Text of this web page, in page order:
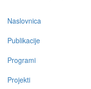
Main
navigation
Naslovnica
Publikacije
Programi
Projekti